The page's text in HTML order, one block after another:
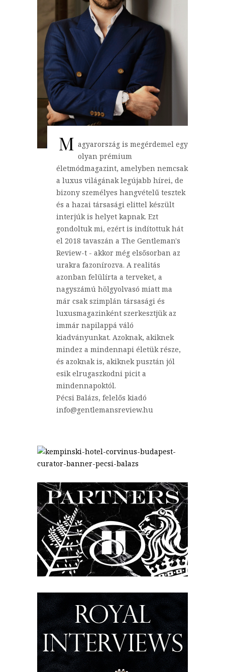
M agyarország is megérdemel egy
olyan prémium
életmódmagazint, amelyben nemcsak
a luxus világának legújabb hírei, de
bizony személyes hangvételű tesztek
és a hazai társasági elittel készült
interjúk is helyet kapnak. Ezt
gondoltuk mi, ezért is indítottuk hát
el 2018 tavaszán a The Gentleman's
Review-t - akkor még elsősorban az
urakra fazonírozva. A realitás
azonban felülírta a terveket, a
nagyszámú hölgyolvasó miatt ma
már csak szimplán társasági és
luxusmagazinként szerkesztjük az
immár napilappá váló
kiadványunkat. Azoknak, akiknek
mindez a mindennapi életük része,
és azoknak is, akiknek pusztán jól
esik elrugaszkodni picit a
mindennapoktól.
Pécsi Balázs, felelős kiadó
info@gentlemansreview.hu